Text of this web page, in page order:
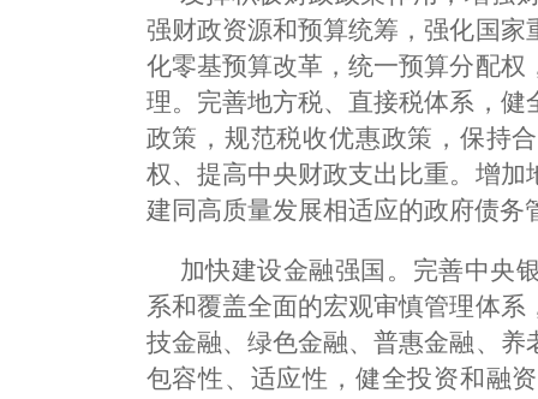
强财政资源和预算统筹，强化国
化零基预算改革，统一预算分配
理。完善地方税、直接税体系，
政策，规范税收优惠政策，保持
权、提高中央财政支出比重。增
建同高质量发展相适应的政府债务
加快建设金融强国。完善中央
系和覆盖全面的宏观审慎管理体
技金融、绿色金融、普惠金融、
包容性、适应性，健全投资和融